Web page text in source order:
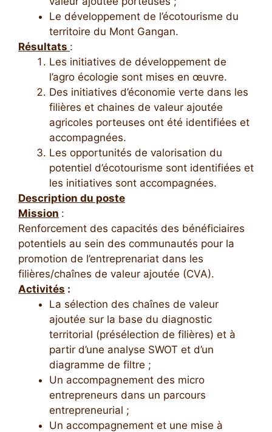
Le développement de l’écotourisme du
territoire du Mont Gangan.
Résultats :
Les initiatives de développement de
l’agro écologie sont mises en œuvre.
Des initiatives d’économie verte dans les
filières et chaines de valeur ajoutée
agricoles porteuses ont été identifiées et
accompagnées.
Les opportunités de valorisation du
potentiel d’écotourisme sont identifiées et
les initiatives sont accompagnées.
Description du poste
Mission :
Renforcement des capacités des bénéficiaires
potentiels au sein des communautés pour la
promotion de l’entreprenariat dans les
filières/chaînes de valeur ajoutée (CVA).
Activités :
La sélection des chaînes de valeur
ajoutée sur la base du diagnostic
territorial (présélection de filières) et à
partir d’une analyse SWOT et d’un
diagramme de filtre ;
Un accompagnement des micro
entrepreneurs dans un parcours
entrepreneurial ;
Un accompagnement et une mise à